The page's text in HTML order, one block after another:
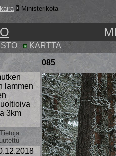
Ministerikota
KARTTA
085
lammen
3km
Tietoja